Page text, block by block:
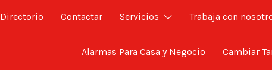
Directorio Contactar Servicios Trabaja con
Alarmas Para Casa y Negocio Cambiar